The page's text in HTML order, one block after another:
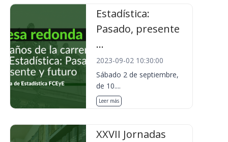
Estadística:
Pasado, presente
...
2023-09-02 10:30:00
Sábado 2 de septiembre,
de 10....
Leer más
XXVII Jornadas